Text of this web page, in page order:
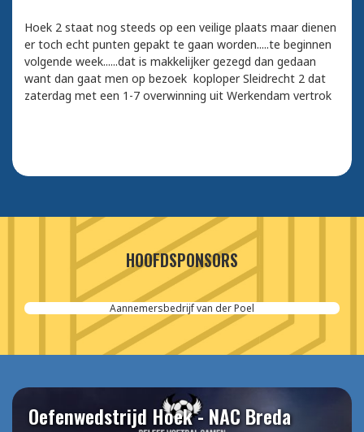
Hoek 2 staat nog steeds op een veilige plaats maar dienen
er toch echt punten gepakt te gaan worden.....te beginnen
volgende week......dat is makkelijker gezegd dan gedaan
want dan gaat men op bezoek koploper Sleidrecht 2 dat
zaterdag met een 1-7 overwinning uit Werkendam vertrok
HOOFDSPONSORS
Aannemersbedrijf van der Poel
Oefenwedstrijd Hoek - NAC Breda